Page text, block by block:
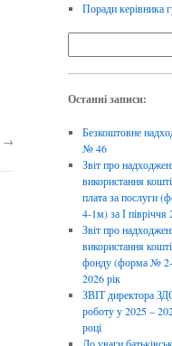
→
Поради керівника
Останні записи:
Безкоштовне
№ 46
Звіт про
використання
плата за послуги
4-1м) за І півріччя
Звіт про
використання
фонду (форма № 2-
2026 рік
ЗВІТ директора
роботу у 2025 –
році